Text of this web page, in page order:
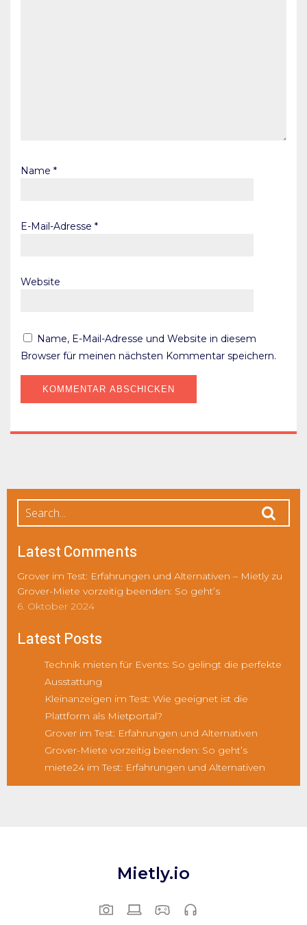
Name *
E-Mail-Adresse *
Website
Name, E-Mail-Adresse und Website in diesem
Browser für meinen nächsten Kommentar speichern.
Latest Comments
Grover im Test: Erfahrungen und Alternativen – Mietlyzu
Grover-Miete vorzeitig beenden: So geht’s
6. Oktober 2024
Latest Posts
Technik mieten für Events: So gelingt die perfekte
Ausstattung
Kleinanzeigen im Test: Wie geeignet ist die
Plattform als Mietportal?
Grover im Test: Erfahrungen und Alternativen
Grover-Miete vorzeitig beenden: So geht’s
miete24 im Test: Erfahrungen und Alternativen
Mietly.io